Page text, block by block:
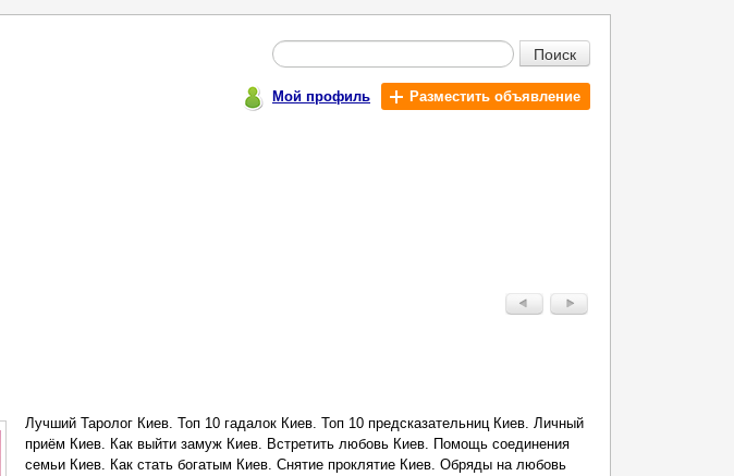
Поиск
Мой профиль Разместить объявление
Лучший Таролог Киев. Топ 10 гадалок Киев. Топ 10 предсказательниц Киев. Личный
приём Киев. Как выйти замуж Киев. Встретить любовь Киев. Помощь соединения
семьи Киев. Как стать богатым Киев. Снятие проклятие Киев. Обряды на любовь